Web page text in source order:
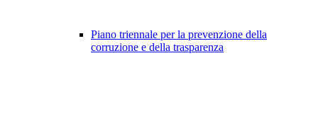
Piano triennale per la prevenzione della
corruzione e della trasparenza